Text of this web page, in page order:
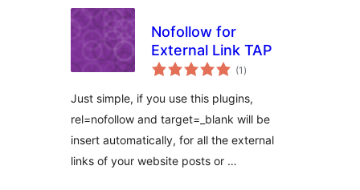
Nofollow for
External Link TAP
(1 個
の
価
)
Just simple, if you use this plugins,
rel=nofollow and target=_blank will be
insert automatically, for all the external
links of your website posts or …